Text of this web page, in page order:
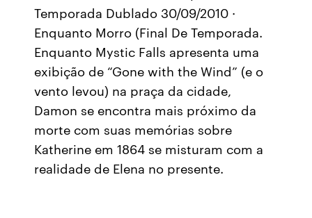
Temporada Dublado 30/09/2010 ·
Enquanto Morro (Final De Temporada.
Enquanto Mystic Falls apresenta uma
exibição de “Gone with the Wind” (e o
vento levou) na praça da cidade,
Damon se encontra mais próximo da
morte com suas memórias sobre
Katherine em 1864 se misturam com a
realidade de Elena no presente.